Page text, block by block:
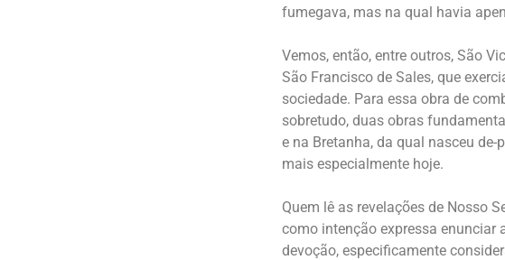
fumegava, mas na qual havia
Vemos, então, entre outros, São
São Francisco de Sales, que
sociedade. Para essa obra de
sobretudo, duas obras
e na Bretanha, da qual nasceu
mais especialmente hoje.
Quem lê as revelações de Nosso
como intenção expressa enunciar
devoção, especificamente